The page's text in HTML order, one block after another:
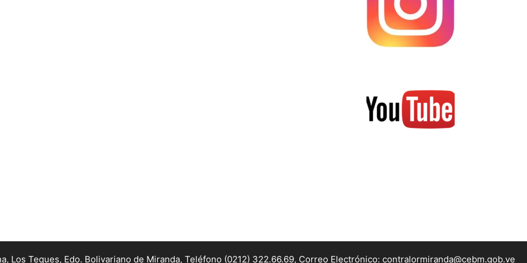
Los Teques, Edo. Bolivariano de Miranda, Teléfono (0212) 322.66.69, Correo Electrónico: contralormiranda@cebm.gob.ve